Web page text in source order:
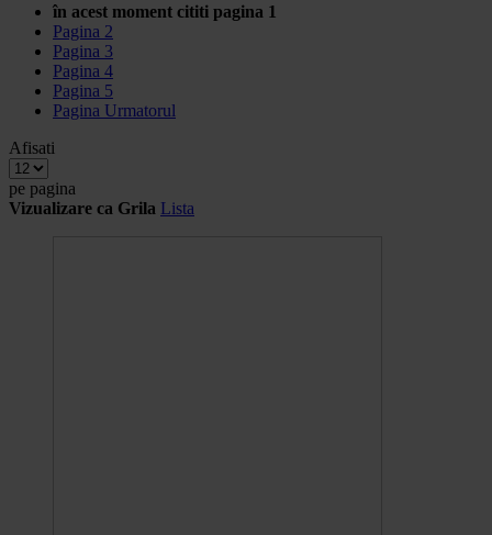
în acest moment cititi pagina 1
Pagina 2
Pagina 3
Pagina 4
Pagina 5
Pagina Urmatorul
Afisati
pe pagina
Vizualizare ca Grila Lista